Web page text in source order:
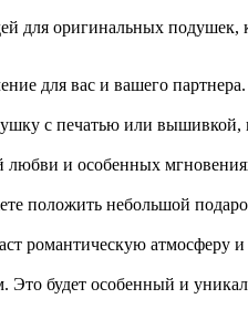
для оригинальных подушек,
для вас и вашего
с печатью или вышивкой,
любви и особенных
положить небольшой
романтическую атмосферу и
будет особенный и